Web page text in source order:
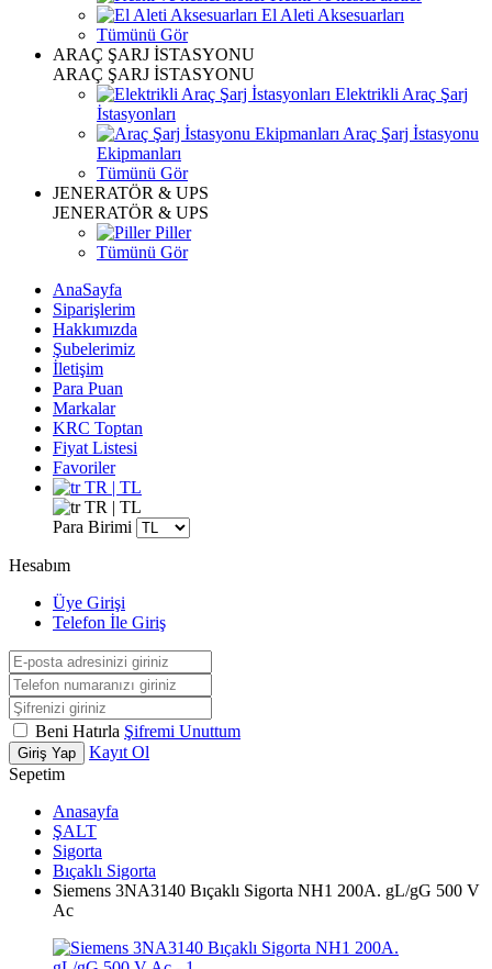
El Aleti Aksesuarları
Tümünü Gör
ARAÇ ŞARJ İSTASYONU
ARAÇ ŞARJ İSTASYONU
Elektrikli Araç Şarj
İstasyonları
Araç Şarj İstasyonu
Ekipmanları
Tümünü Gör
JENERATÖR & UPS
JENERATÖR & UPS
Piller
Tümünü Gör
AnaSayfa
Siparişlerim
Hakkımızda
Şubelerimiz
İletişim
Para Puan
Markalar
KRC Toptan
Fiyat Listesi
Favoriler
TR | TL
TR | TL
Para Birimi
Hesabım
Üye Girişi
Telefon İle Giriş
Beni Hatırla Şifremi Unuttum
Giriş Yap
Kayıt Ol
Sepetim
Anasayfa
ŞALT
Sigorta
Bıçaklı Sigorta
Siemens 3NA3140 Bıçaklı Sigorta NH1 200A. gL/gG 500 V
Ac